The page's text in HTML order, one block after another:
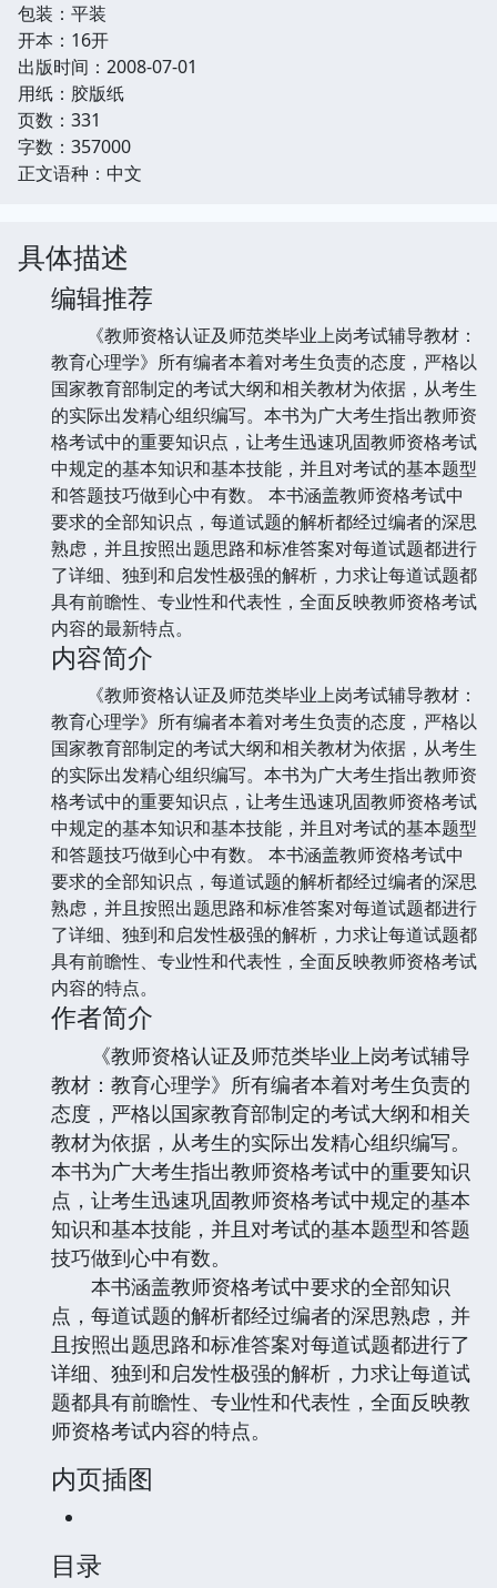
包装：平装
开本：16开
出版时间：2008-07-01
用纸：胶版纸
页数：331
字数：357000
正文语种：中文
具体描述
编辑推荐
《教师资格认证及师范类毕业上岗考试辅导教材：
教育心理学》所有编者本着对考生负责的态度，严格以
国家教育部制定的考试大纲和相关教材为依据，从考生
的实际出发精心组织编写。本书为广大考生指出教师资
格考试中的重要知识点，让考生迅速巩固教师资格考试
中规定的基本知识和基本技能，并且对考试的基本题型
和答题技巧做到心中有数。 本书涵盖教师资格考试中
要求的全部知识点，每道试题的解析都经过编者的深思
熟虑，并且按照出题思路和标准答案对每道试题都进行
了详细、独到和启发性极强的解析，力求让每道试题都
具有前瞻性、专业性和代表性，全面反映教师资格考试
内容的最新特点。
内容简介
《教师资格认证及师范类毕业上岗考试辅导教材：
教育心理学》所有编者本着对考生负责的态度，严格以
国家教育部制定的考试大纲和相关教材为依据，从考生
的实际出发精心组织编写。本书为广大考生指出教师资
格考试中的重要知识点，让考生迅速巩固教师资格考试
中规定的基本知识和基本技能，并且对考试的基本题型
和答题技巧做到心中有数。 本书涵盖教师资格考试中
要求的全部知识点，每道试题的解析都经过编者的深思
熟虑，并且按照出题思路和标准答案对每道试题都进行
了详细、独到和启发性极强的解析，力求让每道试题都
具有前瞻性、专业性和代表性，全面反映教师资格考试
内容的特点。
作者简介
《教师资格认证及师范类毕业上岗考试辅导
教材：教育心理学》所有编者本着对考生负责的
态度，严格以国家教育部制定的考试大纲和相关
教材为依据，从考生的实际出发精心组织编写。
本书为广大考生指出教师资格考试中的重要知识
点，让考生迅速巩固教师资格考试中规定的基本
知识和基本技能，并且对考试的基本题型和答题
技巧做到心中有数。
本书涵盖教师资格考试中要求的全部知识
点，每道试题的解析都经过编者的深思熟虑，并
且按照出题思路和标准答案对每道试题都进行了
详细、独到和启发性极强的解析，力求让每道试
题都具有前瞻性、专业性和代表性，全面反映教
师资格考试内容的特点。
内页插图
目录